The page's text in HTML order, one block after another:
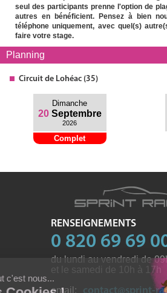
seul des participants prenne l'option de
autres en bénéficient. Pensez à bien
téléphone uniquement, avec quel(s)
faire votre stage.
Planning
Circuit de Lohéac (35)
Dimanche
20 Septembre
2026
Complet
RENSEIGNEMENTS
0 820 69 69
du lundi au vendredi de
et le samedi de 10h à 17h
email:
contact@sprint-